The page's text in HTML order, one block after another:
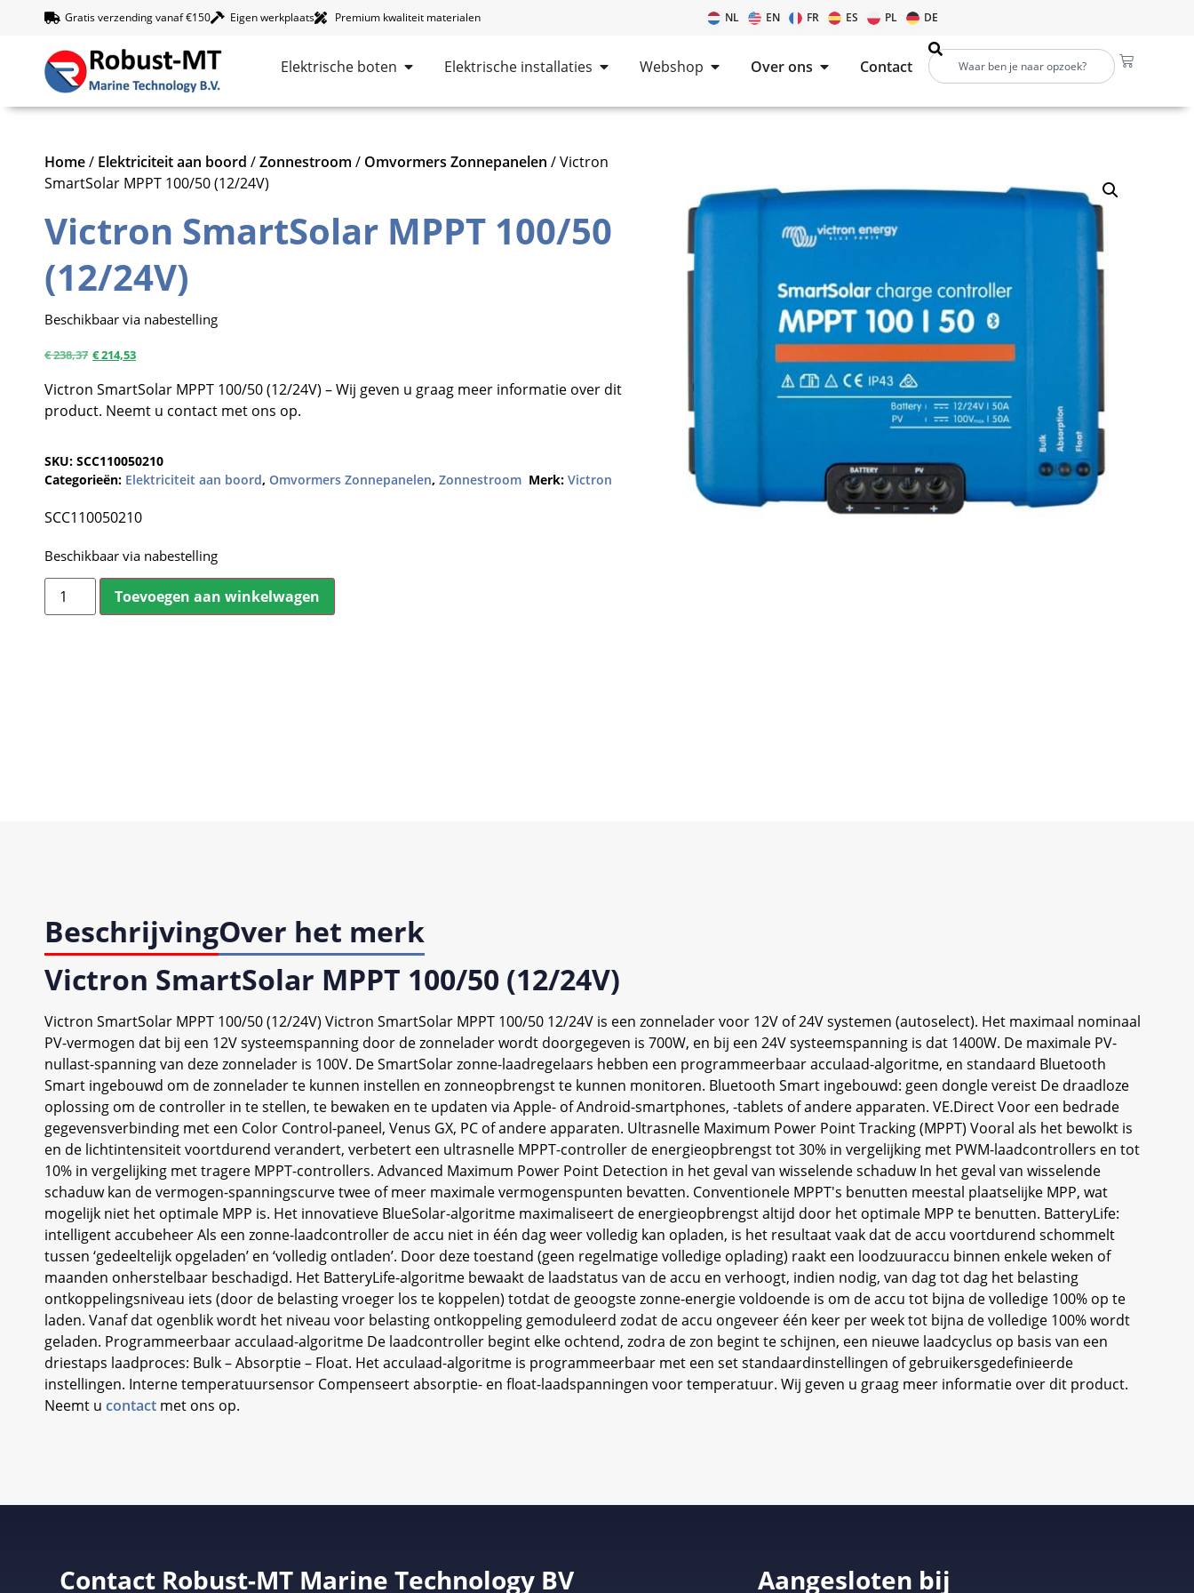
Gratis verzending vanaf €150 Eigen werkplaats Premium kwaliteit materialen NL EN FR ES PL DE
Elektrische boten Elektrische installaties Webshop Over ons Contact
Home/ Elektriciteit aan boord /Zonnestroom / Omvormers Zonnepanelen / Victron
SmartSolar MPPT 100/50 (12/24V)
Victron SmartSolar MPPT 100/50
(12/24V)
Beschikbaar via nabestelling
€238,37 €214,53
Victron SmartSolar MPPT 100/50 (12/24V) – Wij geven u graag meer informatie over dit
product. Neemt u contact met ons op.
SKU: SCC110050210
Categorieën: Elektriciteit aan boord, Omvormers Zonnepanelen, Zonnestroom Merk: Victron
SCC110050210
Beschikbaar via nabestelling
Toevoegen aan winkelwagen
BeschrijvingOver het merk
Victron SmartSolar MPPT 100/50 (12/24V)
Victron SmartSolar MPPT 100/50 (12/24V) Victron SmartSolar MPPT 100/50 12/24V is een zonnelader voor 12V of 24V systemen (autoselect). Het maximaal nominaal
PV-vermogen dat bij een 12V systeemspanning door de zonnelader wordt doorgegeven is 700W, en bij een 24V systeemspanning is dat 1400W. De maximale PV-
nullast-spanning van deze zonnelader is 100V. De SmartSolar zonne-laadregelaars hebben een programmeerbaar acculaad-algoritme, en standaard Bluetooth
Smart ingebouwd om de zonnelader te kunnen instellen en zonneopbrengst te kunnen monitoren. Bluetooth Smart ingebouwd: geen dongle vereist De draadloze
oplossing om de controller in te stellen, te bewaken en te updaten via Apple- of Android-smartphones, -tablets of andere apparaten. VE.Direct Voor een bedrade
gegevensverbinding met een Color Control-paneel, Venus GX, PC of andere apparaten. Ultrasnelle Maximum Power Point Tracking (MPPT) Vooral als het bewolkt is
en de lichtintensiteit voortdurend verandert, verbetert een ultrasnelle MPPT-controller de energieopbrengst tot 30% in vergelijking met PWM-laadcontrollers en tot
10% in vergelijking met tragere MPPT-controllers. Advanced Maximum Power Point Detection in het geval van wisselende schaduw In het geval van wisselende
schaduw kan de vermogen-spanningscurve twee of meer maximale vermogenspunten bevatten. Conventionele MPPT's benutten meestal plaatselijke MPP, wat
mogelijk niet het optimale MPP is. Het innovatieve BlueSolar-algoritme maximaliseert de energieopbrengst altijd door het optimale MPP te benutten. BatteryLife:
intelligent accubeheer Als een zonne-laadcontroller de accu niet in één dag weer volledig kan opladen, is het resultaat vaak dat de accu voortdurend schommelt
tussen ‘gedeeltelijk opgeladen’ en ‘volledig ontladen’. Door deze toestand (geen regelmatige volledige oplading) raakt een loodzuuraccu binnen enkele weken of
maanden onherstelbaar beschadigd. Het BatteryLife-algoritme bewaakt de laadstatus van de accu en verhoogt, indien nodig, van dag tot dag het belasting
ontkoppelingsniveau iets (door de belasting vroeger los te koppelen) totdat de geoogste zonne-energie voldoende is om de accu tot bijna de volledige 100% op te
laden. Vanaf dat ogenblik wordt het niveau voor belasting ontkoppeling gemoduleerd zodat de accu ongeveer één keer per week tot bijna de volledige 100% wordt
geladen. Programmeerbaar acculaad-algoritme De laadcontroller begint elke ochtend, zodra de zon begint te schijnen, een nieuwe laadcyclus op basis van een
driestaps laadproces: Bulk – Absorptie – Float. Het acculaad-algoritme is programmeerbaar met een set standaardinstellingen of gebruikersgedefinieerde
instellingen. Interne temperatuursensor Compenseert absorptie- en float-laadspanningen voor temperatuur. Wij geven u graag meer informatie over dit product.
Neemt u contact met ons op.
Contact Robust-MT Marine Technology BV Aangesloten bij